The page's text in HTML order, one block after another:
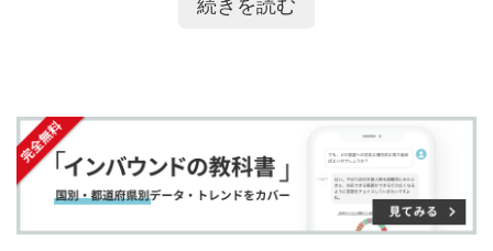
ー
追
加
いベッドをベビーコットと呼ぶこともあります。
加えて、数に限りがある
であるため、予約
時に早めの手配リクエストを行う必要があります。